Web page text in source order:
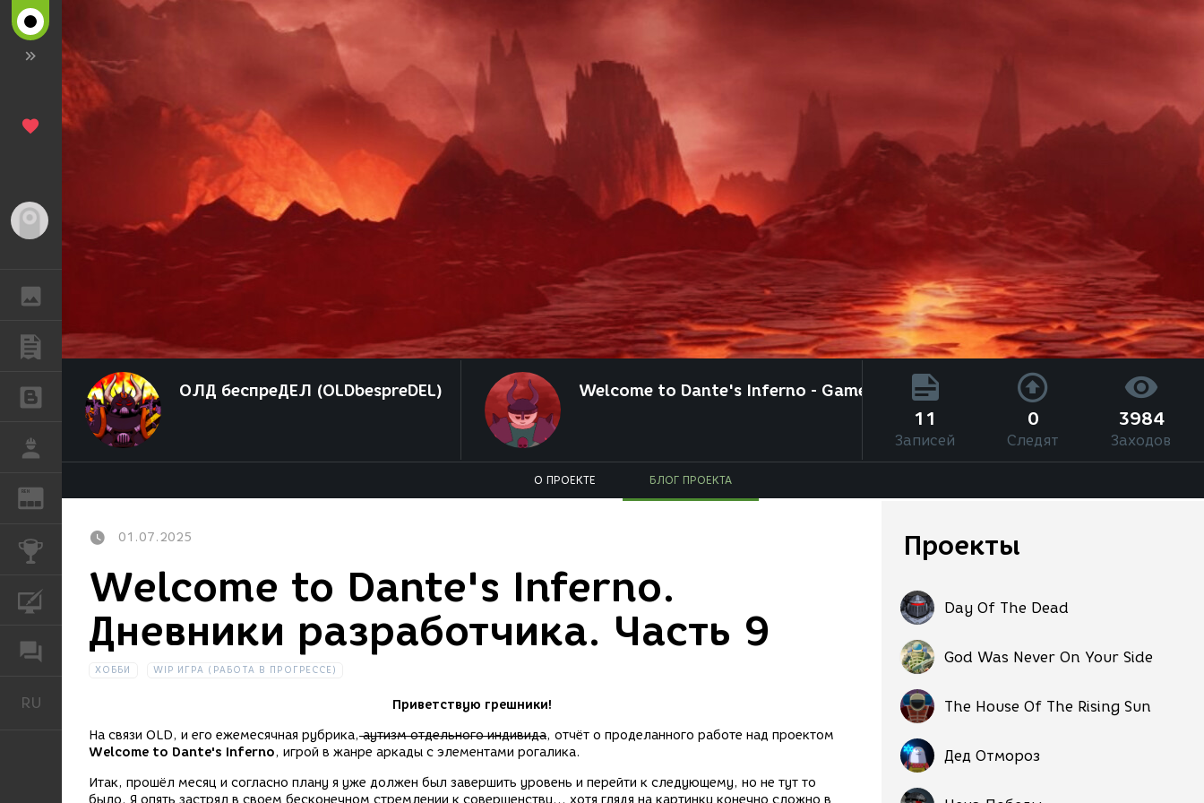
ПУБЛИКАЦИИ
БЛОГИ
РАБОТА
REN ЖУРНАЛ
КОНКУРСЫ
КУРСЫ
ФОРУМ
RU
ОЛД беспреДЕЛ (OLDbespreDEL) Welcome to Dante's Inferno - Game
11
Записей
0
Следят
3984
Заходов
О ПРОЕКТЕ БЛОГ ПРОЕКТА
Проекты
Day Of The Dead
God Was Never On Your Side
The House Of The Rising Sun
Дед Отмороз
01.07.2025
Welcome to Dante's Inferno.
Дневники разработчика. Часть 9
ХОББИ WIP ИГРА (РАБОТА В ПРОГРЕССЕ)
Приветствую грешники!
На связи OLD, и его ежемесячная рубрика,аутизм отдельного индивида, отчёт о проделанного работе над проектом
Welcome to Dante's Inferno, игрой в жанре аркады с элементами рогалика.
Итак, прошёл месяц и согласно плану я уже должен был завершить уровень и перейти к следующему, но не тут то